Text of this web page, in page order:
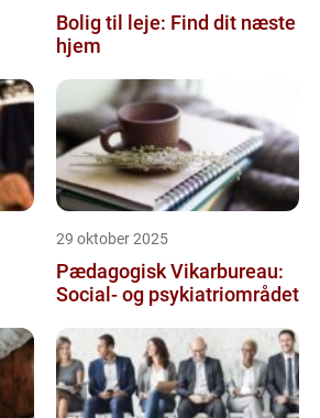
Bolig til leje: Find dit næste
hjem
29 oktober 2025
Pædagogisk Vikarbureau:
Social- og psykiatriområdet